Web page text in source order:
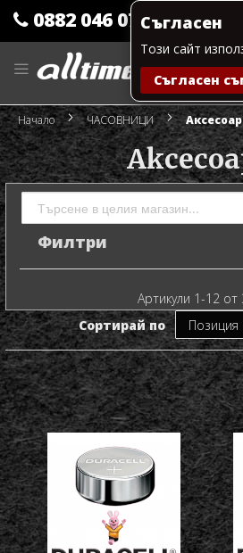
Съгласен
Този сайт
Съгласен
0882 046 079
Прескачане
към
Начало ЧАСОВНИЦИ
Филтри
Артикули 1-12 от
Сортирай по